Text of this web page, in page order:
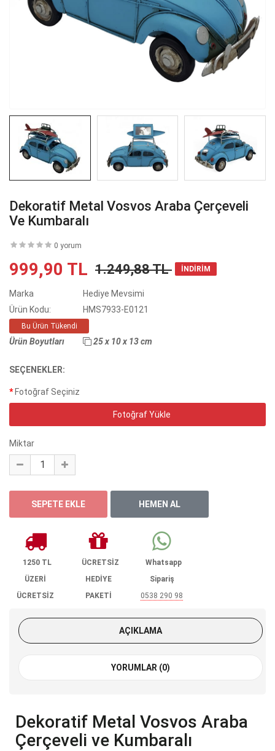
Dekoratif Metal Vosvos Araba Çerçeveli
Ve Kumbaralı
0 yorum
999,90 TL 1.249,88 TL İNDİRİM
Marka
Hediye Mevsimi
Ürün Kodu:
HMS7933-E0121
Bu Ürün Tükendi
Ürün Boyutları 25 x 10 x 13 cm
SEÇENEKLER:
Fotoğraf Seçiniz
Fotoğraf Yükle
Miktar
1250 TL
ÜZERİ
ÜCRETSİZ
ÜCRETSİZ
HEDİYE
PAKETİ
Whatsapp
Sipariş
0538 290 98
AÇIKLAMA
YORUMLAR (0)
Dekoratif Metal Vosvos Araba
Çerçeveli ve Kumbaralı